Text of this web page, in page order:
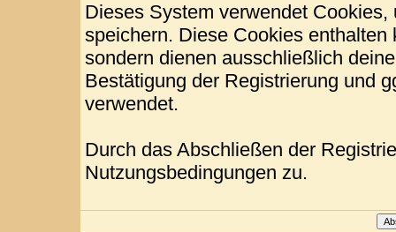
Dieses System verwendet
speichern. Diese Cookies
sondern dienen ausschließlich
Bestätigung der Registrierung und
verwendet.
Durch das Abschließen der
Nutzungsbedingungen zu.